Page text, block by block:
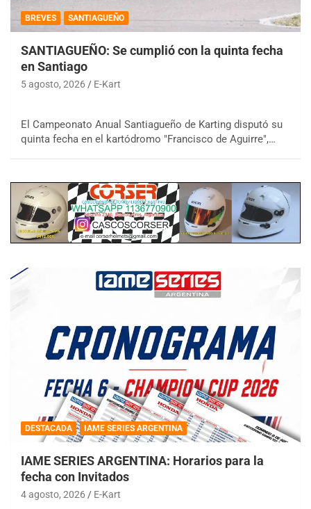
BREVES SANTIAGUEÑO
SANTIAGUEÑO: Se cumplió con la quinta fecha
en Santiago
5 agosto, 2026 E-Kart
El Campeonato Anual Santiagueño de Karting disputó su
quinta fecha en el kartódromo "Francisco de Aguirre",…
DESTACADA IAME SERIES ARGENTINA
IAME SERIES ARGENTINA: Horarios para la
fecha con Invitados
4 agosto, 2026 E-Kart